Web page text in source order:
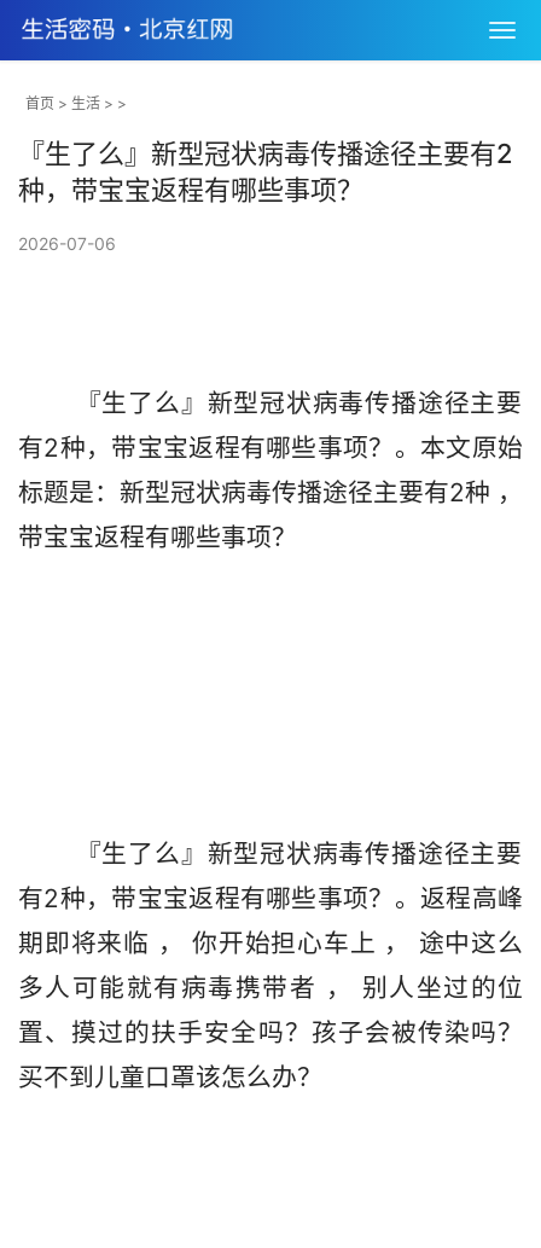
首页 > 生活 > >
『生了么』新型冠状病毒传播途径主要有2
种，带宝宝返程有哪些事项？
2026-07-06
有2种，带宝宝返程有哪些事项？。本文原始
标题是：新型冠状病毒传播途径主要有2种 ，
有2种，带宝宝返程有哪些事项？。返程高峰
期即将来临 ， 你开始担心车上 ， 途中这么
多人可能就有病毒携带者 ， 别人坐过的位
置、摸过的扶手安全吗？孩子会被传染吗？
买不到儿童口罩该怎么办？